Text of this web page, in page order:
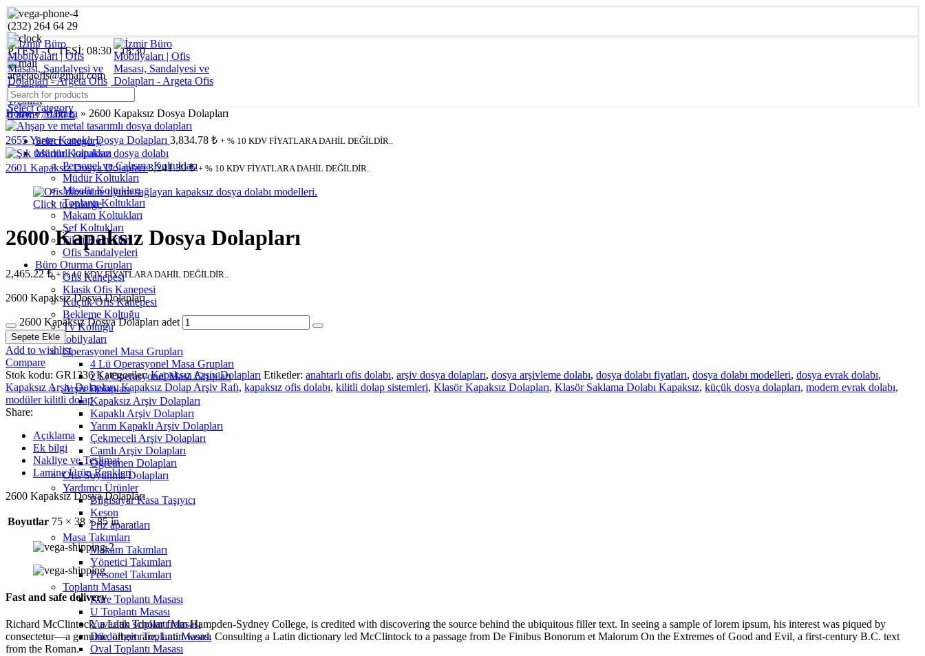
(232) 264 64 29
P.TESİ - C.TESİ: 08:30 - 18:30
argetaofis@gmail.com
Compare
Wishlist
0items/ 0.00₺
Select category
Select category
Müdür Koltukları
Personel ve Çalışma Koltukları
Müdür Koltukları
Misafir Koltukları
Toplantı Koltukları
Makam Koltukları
Şef Koltukları
Fileli Koltuklar
Ofis Sandalyeleri
Büro Oturma Grupları
Ofis Kanepesi
Klasik Ofis Kanepesi
Küçük Ofis Kanepesi
Bekleme Koltuğu
Tv Koltuğu
Ofis Mobilyaları
Operasyonel Masa Grupları
4 Lü Operasyonel Masa Grupları
2 Li Operasyonel Masa Grupları
Arşiv Dolapları
Kapaksız Arşiv Dolapları
Kapaklı Arşiv Dolapları
Yarım Kapaklı Arşiv Dolapları
Çekmeceli Arşiv Dolapları
Camlı Arşiv Dolapları
Öğretmen Dolapları
Ofis Soyunma Dolapları
Yardımcı Ürünler
Bilgisayar Kasa Taşıyıcı
Keson
Priz aparatları
Masa Takımları
Makam Takımları
Yönetici Takımları
Personel Takımları
Toplantı Masası
Kare Toplantı Masası
U Toplantı Masası
Yuvarlak Toplantı Masası
Dikdörtgen Toplantı Masası
Oval Toplantı Masası
Home»Mağaza » 2600 Kapaksız Dosya Dolapları
2655 Yarım Kapaklı Dosya Dolapları 3,834.78 ₺ + % 10 KDV FİYATLARA DAHİL DEĞİLDİR..
2601 Kapaksız Dosya Dolapları3,241.30₺ + % 10 KDV FİYATLARA DAHİL DEĞİLDİR..
Click to enlarge
2600 Kapaksız Dosya Dolapları
2,465.22₺ + % 10 KDV FİYATLARA DAHİL DEĞİLDİR..
2600 Kapaksız Dosya Dolapları
2600 Kapaksız Dosya Dolapları adet
Sepete Ekle
Add to wishlist
Compare
Stok kodu: GR1336Kategoriler:Kapaksız Arşiv Dolapları Etiketler: anahtarlı ofis dolabı, arşiv dosya dolapları, dosya arşivleme dolabı, dosya dolabı fiyatları, dosya dolabı modelleri, dosya evrak dolabı,
Kapaksız Arşiv Dolapları,Kapaksız Dolap Arşiv Rafı, kapaksız ofis dolabı, kilitli dolap sistemleri, Klasör Kapaksız Dolapları, Klasör Saklama Dolabı Kapaksız, küçük dosya dolapları, modern evrak dolabı,
modüler kilitli dolap
Share:
Açıklama
Ek bilgi
Nakliye ve Teslimat
Lamine Ürün Renkleri
2600 Kapaksız Dosya Dolapları
Boyutlar 75 × 38 × 85 in
Fast and safe delivery
Richard McClintock, a Latin scholar from Hampden-Sydney College, is credited with discovering the source behind the ubiquitous filler text. In seeing a sample of lorem ipsum, his interest was piqued by
consectetur—a genuine, albeit rare, Latin word. Consulting a Latin dictionary led McClintock to a passage from De Finibus Bonorum et Malorum On the Extremes of Good and Evil, a first-century B.C. text
from the Roman.